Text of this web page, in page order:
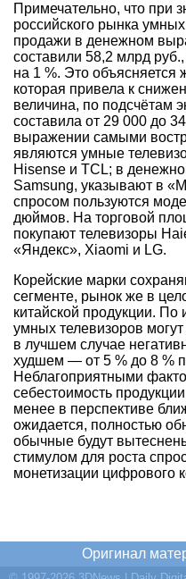
Примечательно, что при
российского рынка
продажи в денежном
составили 58,2 млрд руб.,
на 1 %. Это объясняется
которая привела к
величина, по подсчётам
составила от 29 000 до
выражении самыми
являются умные
Hisense и TCL; в
Samsung, указывают в
спросом пользуются
дюймов. На торговой
покупают телевизоры
«Яндекс», Xiaomi и LG.
Корейские марки
сегменте, рынок же в
китайской продукции. По
умных телевизоров
в лучшем случае
худшем — от 5 % до 8 %
Неблагоприятными
себестоимость
менее в перспективе
ожидается, полностью
обычные будут
стимулом для роста
монетизации цифрового
Оригинал